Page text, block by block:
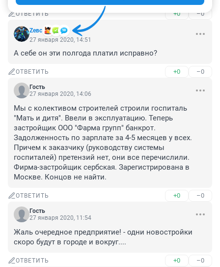
ОТВЕТИТЬ +0 –0
Zeвс
27 января 2020, 14:51
А себе он эти полгода платил исправно?
ОТВЕТИТЬ +0 –0
Гость
27 января 2020, 14:06
Мы с колективом строителей строили госпиталь
"Мать и дитя". Ввели в эксплуатацию. Теперь
застройщик ООО "Фарма групп" банкрот.
Задолженность по зарплате за 4-5 месяцев у всех.
Причем к заказчику (руководству системы
госпиталей) претензий нет, они все перечислили.
Фирма-застройщик сербская. Зарегистрирована в
Москве. Концов не найти.
ОТВЕТИТЬ +0 –0
Гость
27 января 2020, 11:54
Жаль очередное предприятие! - одни новостройки
скоро будут в городе и вокруг....
ОТВЕТИТЬ +0 –0